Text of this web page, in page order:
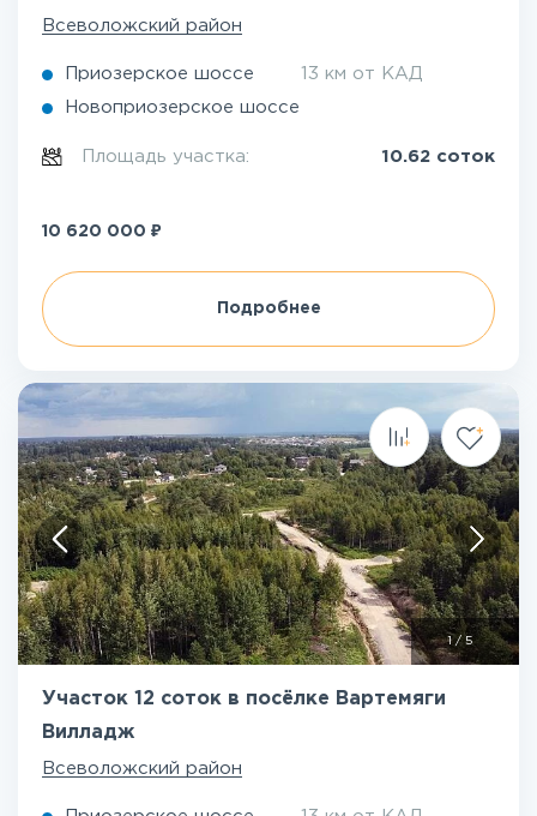
Всеволожский район
Приозерское шоссе 13 км от КАД
Новоприозерское шоссе
Площадь участка: 10.62 соток
10 620 000 ₽
Подробнее
1/ 5
Участок 12 соток в посёлке Вартемяги
Вилладж
Всеволожский район